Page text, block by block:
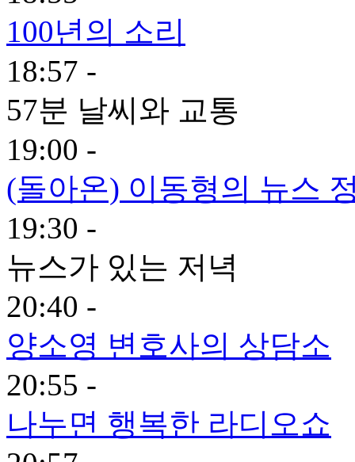
100년의 소리
18:57 -
57분 날씨와 교통
19:00 -
(돌아온) 이동형의 뉴스
19:30 -
뉴스가 있는 저녁
20:40 -
양소영 변호사의 상담소
20:55 -
나누면 행복한 라디오쇼